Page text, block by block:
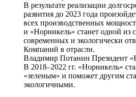
В результате реализации
развития до 2023 года
всех производственных
и «Норникель» станет одной из
современных и экологически
Компаний в отрасли.
Владимир Потанин Президент
В 2018–2022 гг. «Норникель»
«зеленым» и поможет другим
экологичными.